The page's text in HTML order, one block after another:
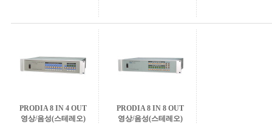
PRODIA 8 IN 4 OUT
영상/음성(스테레오)
PRODIA 8 IN 8 OUT
영상/음성(스테레오)